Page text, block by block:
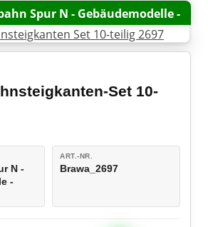
H0
Super Heroes™
Super Heroes™
World™
Spur N - Gebäudemodelle -
Bahngebäude
Set 10-
N -
-
ART.-NR.
Brawa_2697